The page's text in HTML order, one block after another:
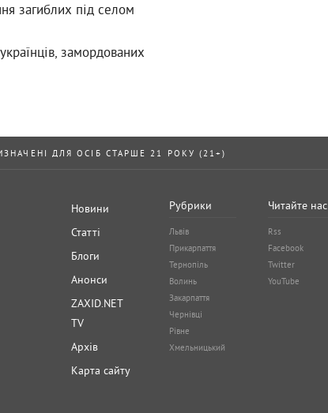
загиблих під селом
замордованих
ДЛЯ ОСІБ СТАРШЕ 21 РОКУ (21+)
Новини
Статті
Блоги
Анонси
ZAXID.NET
TV
Архів
Карта сайту
Рубрики
Львів
Прикарпаття
Тернопіль
Волинь
Закарпаття
Чернівці
Рівне
Хмельницький
Читайте нас
Rss
Facebook
Twitter
YouTube